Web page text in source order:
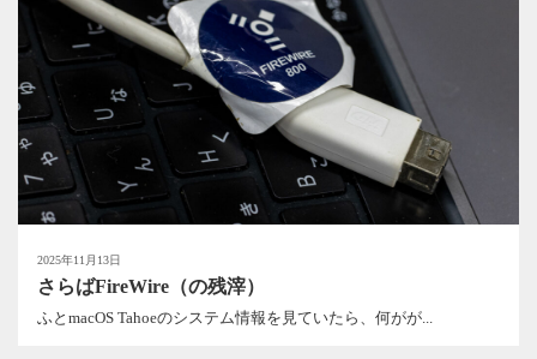
2025年11月13日
さらばFireWire（の残滓）
ふとmacOS Tahoeのシステム情報を見ていたら、何がが...